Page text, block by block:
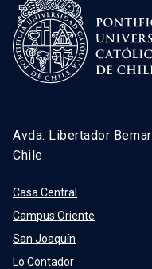
Avda. Libertador
Chile
Casa Central
Campus Oriente
San Joaquín
Lo Contador